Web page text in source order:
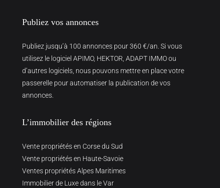
Publiez vos annonces
Publiez jusqu’à 100 annonces pour 360 €/an. Si vous
utilisez le logiciel APIMO, HEKTOR, ADAPT IMMO ou
d’autres logiciels, nous pouvons mettre en place votre
passerelle pour automatiser la publication de vos
annonces.
L’immobilier des régions
Vente propriétés en Corse du Sud
Vente propriétés en Haute-Savoie
Ventes propriétés Alpes Maritimes
Immobilier de Luxe dans le Var